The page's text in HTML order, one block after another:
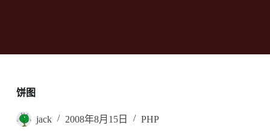
饼图
jack 2008年8月15日 PHP